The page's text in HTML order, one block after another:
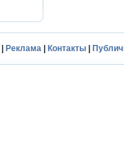
Реклама Контакты